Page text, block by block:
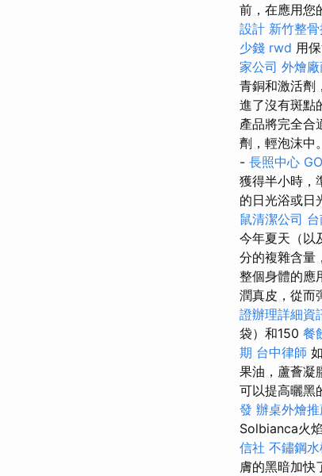
前，在應用您
設計 新竹整
少錢 rwd 用
家公司 外燴
青銅和激活劑
進了沒有斑點
產品將完全合
劑，輕泡沫中
- 長照中心
獲得半小時，
的日光浴或日
鼠清潔公司
今年夏天（以
分的複雜含量
整個身體的應
潤真皮，從而
證辦理詳細資
袋）和150 餐
期 台中律師
果油，蘆薈凝
可以提高曬黑
發 辦桌外燴
Solbianca火
信社 不鏽鋼
膚的黑暗加快